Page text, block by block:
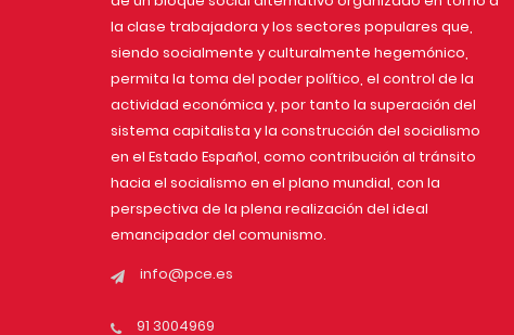
la clase trabajadora y los sectores populares que,
siendo socialmente y culturalmente hegemónico,
permita la toma del poder político, el control de la
actividad económica y, por tanto la superación del
sistema capitalista y la construcción del socialismo
en el Estado Español, como contribución al tránsito
hacia el socialismo en el plano mundial, con la
perspectiva de la plena realización del ideal
emancipador del comunismo.
info@pce.es
91 3004969